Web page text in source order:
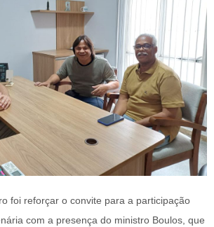
foi reforçar o convite para a participação
com a presença do ministro Boulos, que